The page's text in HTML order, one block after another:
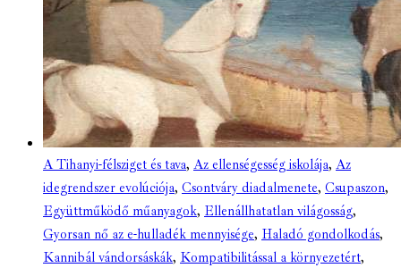
A Tihanyi-félsziget és tava, Az ellenségesség iskolája, Az
idegrendszer evolúciója, Csontváry diadalmenete, Csupaszon,
Együttműködő műanyagok, Ellenállhatatlan világosság,
Gyorsan nő az e-hulladék mennyisége, Haladó gondolkodás,
Kannibál vándorsáskák, Kompatibilitással a környezetért,